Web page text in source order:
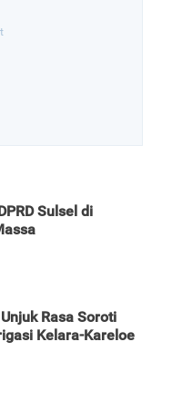
Sulsel di
Rasa Soroti
Kelara-Kareloe